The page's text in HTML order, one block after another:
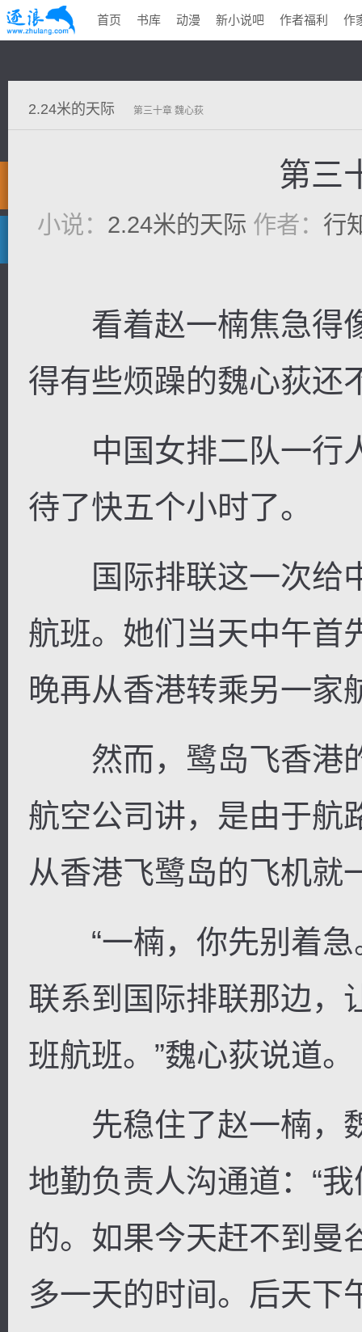
首页 书库 动漫 新小说吧 作者福利 作
2.24米的天际 第三十章 魏心荻
第三
小说： 2.24米的天际 作者： 行
看着赵一楠焦急得
得有些烦躁的魏心荻还
中国女排二队一行
待了快五个小时了。
国际排联这一次给
航班。她们当天中午首
晚再从香港转乘另一家
然而，鹭岛飞香港
航空公司讲，是由于航
从香港飞鹭岛的飞机就
“一楠，你先别着急
联系到国际排联那边，
班航班。”魏心荻说道。
先稳住了赵一楠，
地勤负责人沟通道：“
的。如果今天赶不到曼
多一天的时间。后天下